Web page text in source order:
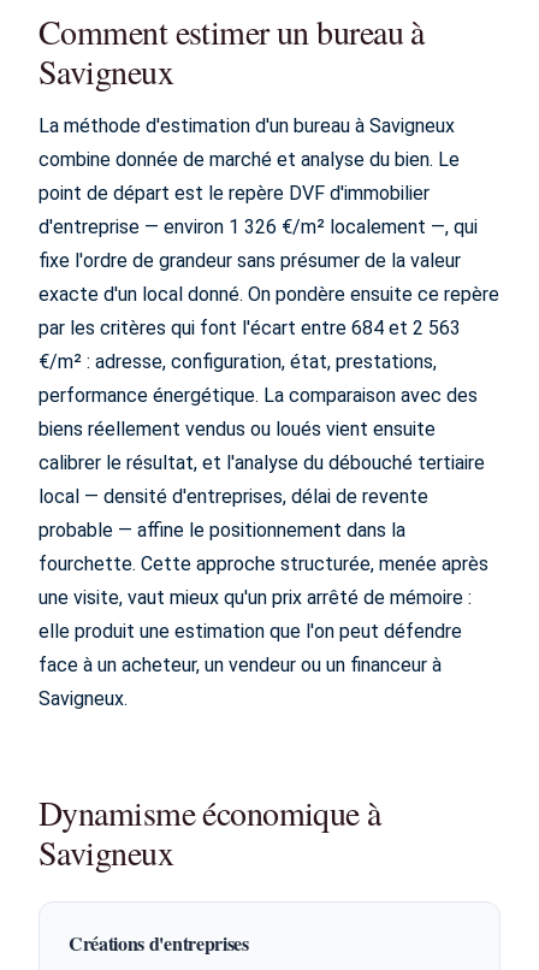
Comment estimer un bureau à
Savigneux
La méthode d'estimation d'un bureau à Savigneux
combine donnée de marché et analyse du bien. Le
point de départ est le repère DVF d'immobilier
d'entreprise — environ 1 326 €/m² localement —, qui
fixe l'ordre de grandeur sans présumer de la valeur
exacte d'un local donné. On pondère ensuite ce repère
par les critères qui font l'écart entre 684 et 2 563
€/m² : adresse, configuration, état, prestations,
performance énergétique. La comparaison avec des
biens réellement vendus ou loués vient ensuite
calibrer le résultat, et l'analyse du débouché tertiaire
local — densité d'entreprises, délai de revente
probable — affine le positionnement dans la
fourchette. Cette approche structurée, menée après
une visite, vaut mieux qu'un prix arrêté de mémoire :
elle produit une estimation que l'on peut défendre
face à un acheteur, un vendeur ou un financeur à
Savigneux.
Dynamisme économique à
Savigneux
Créations d'entreprises